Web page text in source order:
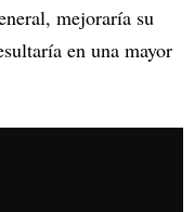
mejoraría su
en una mayor